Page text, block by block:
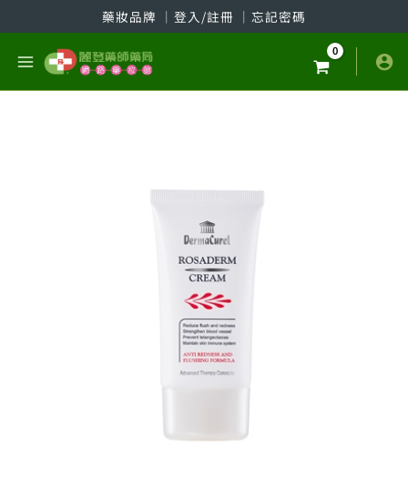
至
藥妝品牌 │ 登入/註冊 │ 忘記密碼